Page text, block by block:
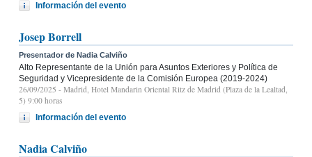
Información del evento
Josep Borrell
Presentador de Nadia Calviño
Alto Representante de la Unión para Asuntos Exteriores y Política de
Seguridad y Vicepresidente de la Comisión Europea (2019-2024)
26/09/2025 - Madrid, Hotel Mandarin Oriental Ritz de Madrid (Plaza de la Lealtad,
5) 9:00 horas
Información del evento
Nadia Calviño